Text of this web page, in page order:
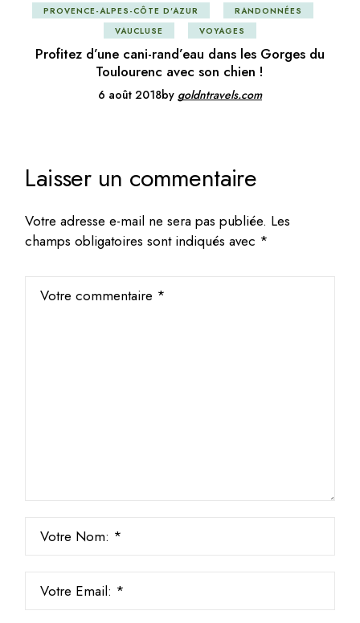
PROVENCE-ALPES-CÔTE D'AZUR
RANDONNÉES
VAUCLUSE
VOYAGES
Profitez d’une cani-rand’eau dans les Gorges du
Toulourenc avec son chien !
6 août 2018by goldntravels.com
Laisser un commentaire
Votre adresse e-mail ne sera pas publiée. Les
champs obligatoires sont indiqués avec *